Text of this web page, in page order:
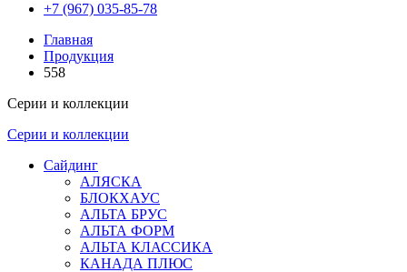
+7 (967) 035-85-78
Главная
Продукция
558
Серии и коллекции
Серии и коллекции
Сайдинг
АЛЯСКА
БЛОКХАУС
АЛЬТА БРУС
АЛЬТА ФОРМ
АЛЬТА КЛАССИКА
КАНАДА ПЛЮС